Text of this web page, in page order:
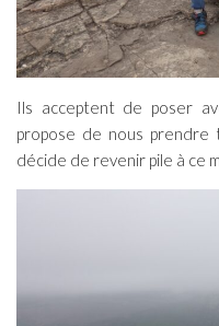
Ils acceptent de poser
propose de nous prendre
décide de revenir pile à ce